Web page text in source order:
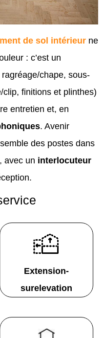
de sol intérieur ne
: c’est un
chape, sous-
clip, finitions et plinthes)
entretien et, en
. Avenir
des postes dans
, avec un interlocuteur
Extension-
surelevation